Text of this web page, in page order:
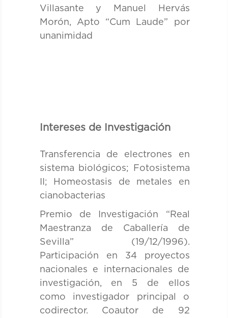
Villasante y Manuel Hervás
Morón, Apto “Cum Laude” por
unanimidad
Intereses de Investigación
Transferencia de electrones en
sistema biológicos; Fotosistema
II; Homeostasis de metales en
cianobacterias
Premio de Investigación “Real
Maestranza de Caballería de
Sevilla” (19/12/1996).
Participación en 34 proyectos
nacionales e internacionales de
investigación, en 5 de ellos
como investigador principal o
codirector. Coautor de 92